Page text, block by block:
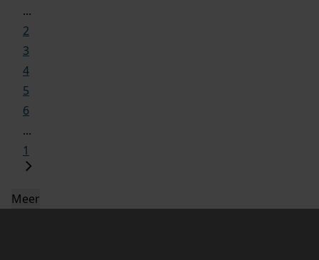
...
2
3
4
5
6
...
1
Meer